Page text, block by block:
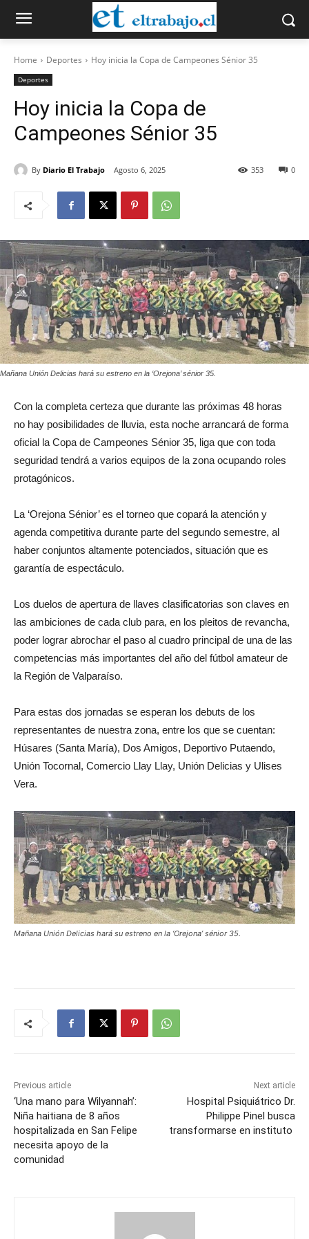
Home Deportes Hoy inicia la Copa de Campeones Sénior 35
Deportes
Hoy inicia la Copa de
Campeones Sénior 35
By Diario El Trabajo Agosto 6, 2025 0
353
Mañana Unión Delicias hará su estreno en la ‘Orejona’ sénior 35.
Con la completa certeza que durante las próximas 48 horas
no hay posibilidades de lluvia, esta noche arrancará de forma
oficial la Copa de Campeones Sénior 35, liga que con toda
seguridad tendrá a varios equipos de la zona ocupando roles
protagónicos.
La ‘Orejona Sénior’ es el torneo que copará la atención y
agenda competitiva durante parte del segundo semestre, al
haber conjuntos altamente potenciados, situación que es
garantía de espectáculo.
Los duelos de apertura de llaves clasificatorias son claves en
las ambiciones de cada club para, en los pleitos de revancha,
poder lograr abrochar el paso al cuadro principal de una de las
competencias más importantes del año del fútbol amateur de
la Región de Valparaíso.
Para estas dos jornadas se esperan los debuts de los
representantes de nuestra zona, entre los que se cuentan:
Húsares (Santa María), Dos Amigos, Deportivo Putaendo,
Unión Tocornal, Comercio Llay Llay, Unión Delicias y Ulises
Vera.
Mañana Unión Delicias hará su estreno en la ‘Orejona’ sénior 35.
Previous article
‘Una mano para Wilyannah’:
Niña haitiana de 8 años
hospitalizada en San Felipe
necesita apoyo de la
comunidad
Next article
Hospital Psiquiátrico Dr.
Philippe Pinel busca
transformarse en instituto